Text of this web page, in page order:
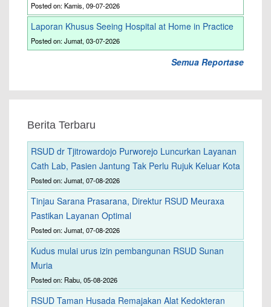
Posted on: Kamis, 09-07-2026
Laporan Khusus Seeing Hospital at Home in Practice
Posted on: Jumat, 03-07-2026
Semua Reportase
Berita Terbaru
RSUD dr Tjitrowardojo Purworejo Luncurkan Layanan
Cath Lab, Pasien Jantung Tak Perlu Rujuk Keluar Kota
Posted on: Jumat, 07-08-2026
Tinjau Sarana Prasarana, Direktur RSUD Meuraxa
Pastikan Layanan Optimal
Posted on: Jumat, 07-08-2026
Kudus mulai urus izin pembangunan RSUD Sunan
Muria
Posted on: Rabu, 05-08-2026
RSUD Taman Husada Remajakan Alat Kedokteran